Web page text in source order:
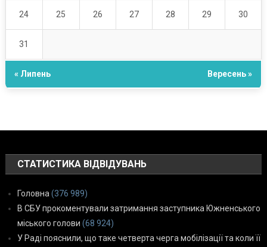
24 25 26 27 28 29 30
31
« Липень Вересень »
СТАТИСТИКА ВІДВІДУВАНЬ
Головна (376 989)
В СБУ прокоментували затримання заступника Южненського
міського голови (68 924)
У Раді пояснили, що таке четверта черга мобілізації та коли її